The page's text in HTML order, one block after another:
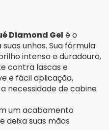
Diamond Gel é o
unhas. Sua fórmula
intenso e duradouro,
contra lascas e
e fácil aplicação,
necessidade de cabine
um acabamento
deixa suas mãos